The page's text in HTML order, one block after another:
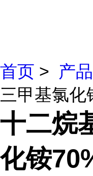
首页 > 产
三甲基氯化
十二烷
化铵